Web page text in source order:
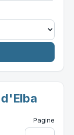
Pagine